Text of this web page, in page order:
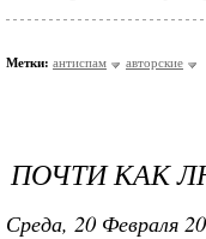
Метки: антиспам авторские
ПОЧТИ КАК
Среда, 20 Февраля